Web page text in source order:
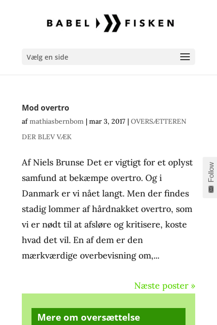
Vælg en side
Mod overtro
afmathiasbernbom| mar 3, 2017| OVERSÆTTEREN
DER BLEV VÆK
Af Niels Brunse Det er vigtigt for et oplyst
samfund at bekæmpe overtro. Og i
Danmark er vi nået langt. Men der findes
stadig lommer af hårdnakket overtro, som
vi er nødt til at afsløre og kritisere, koste
hvad det vil. En af dem er den
mærkværdige overbevisning om,...
Næste poster »
Mere om oversættelse
Follow